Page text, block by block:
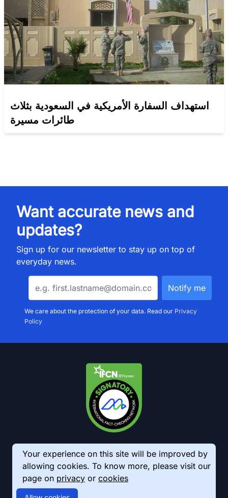
استهداف السفارة الأمريكية في السعودية بثلاث
طائرات مسيرة
Want accurate news and
updates?
Sign up for our newsletter to stay up on top of
everyday news.
We care about the protection of your data. Read our Privacy
Policy
Your experience on this site will be improved by
allowing cookies. To know more, please visit our
page on privacy or cookies
© 2026 AkhbarMeter. All Rights Reserved